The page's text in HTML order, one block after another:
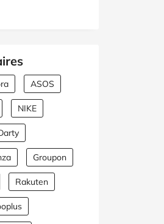
ASOS
NIKE
Groupon
Rakuten